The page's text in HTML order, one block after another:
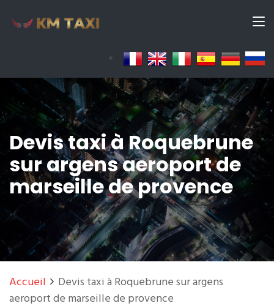
Devis taxi à Roquebrune
sur argens aeroport de
marseille de provence
Accueil
Devis taxi à Roquebrune sur argens
aeroport de marseille de provence